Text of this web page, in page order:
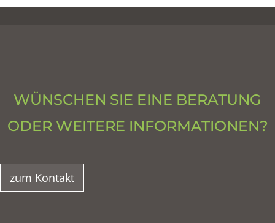
WÜNSCHEN SIE EINE BERATUNG
ODER WEITERE INFORMATIONEN?
zum Kontakt